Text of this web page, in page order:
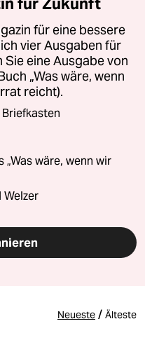
für eine bessere
vier Ausgaben für
eine Ausgabe von
„Was wäre, wenn
reicht).
„Was wäre, wenn wir
Welzer
Neueste / Älteste